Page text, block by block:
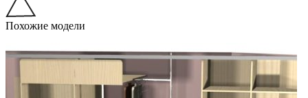
Похожие модели